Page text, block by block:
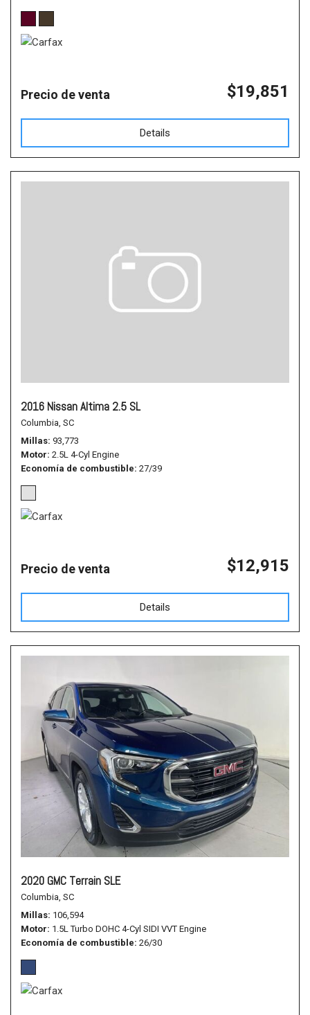
Precio de venta $19,851
Details
2016 Nissan Altima 2.5 SL
Columbia, SC
Millas 93,773
Motor 2.5L 4-Cyl Engine
Economía de combustible 27/39
Precio de venta $12,915
Details
2020 GMC Terrain SLE
Columbia, SC
Millas 106,594
Motor 1.5L Turbo DOHC 4-Cyl SIDI VVT Engine
Economía de combustible 26/30